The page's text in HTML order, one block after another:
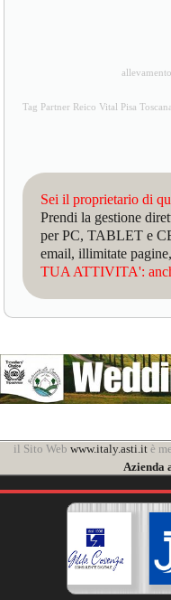
Tag Partner Reico Vital Pisa Toscana
Sei il proprietario di
Prendi la gestione
per PC, TABLET e
email, illimitate
TUA ATTIVITA':
il Sito Web www.italy.asti.it è
Azienda